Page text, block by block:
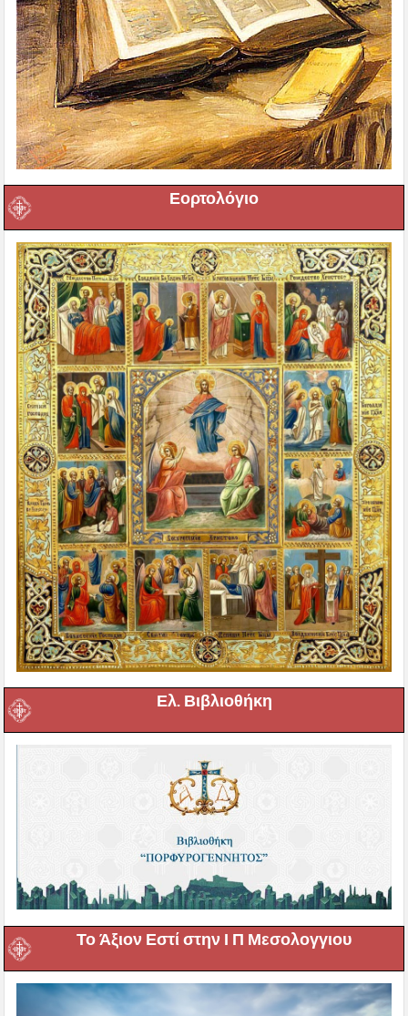
Εορτολόγιο
Ελ. Βιβλιοθήκη
Το Άξιον Εστί στην Ι Π Μεσολογγιου